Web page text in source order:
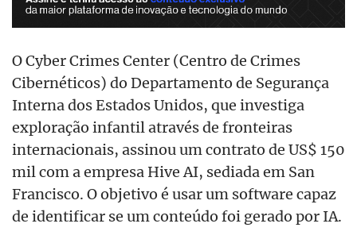
O Cyber Crimes Center (Centro de Crimes
Cibernéticos) do Departamento de Segurança
Interna dos Estados Unidos, que investiga
exploração infantil através de fronteiras
internacionais, assinou um contrato de US$ 150
mil com a empresa Hive AI, sediada em San
Francisco. O objetivo é usar um software capaz
de identificar se um conteúdo foi gerado por IA.